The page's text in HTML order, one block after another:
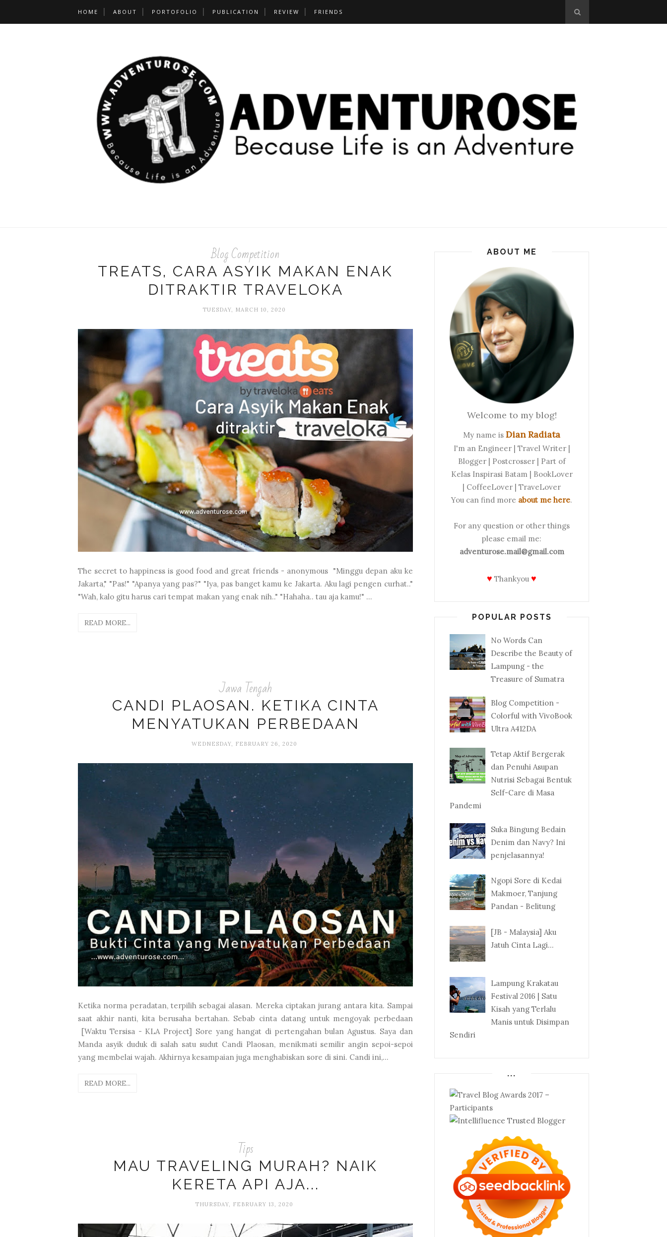
HOME ABOUT PORTOFOLIO PUBLICATION REVIEW FRIENDS
Blog Competition
TREATS, CARA ASYIK MAKAN ENAK
DITRAKTIR TRAVELOKA
TUESDAY, MARCH 10, 2020
The secret to happiness is good food and great friends - anonymous "Minggu depan aku ke
Jakarta," "Pas!" "Apanya yang pas?" "Iya, pas banget kamu ke Jakarta. Aku lagi pengen curhat.."
"Wah, kalo gitu harus cari tempat makan yang enak nih.." "Hahaha.. tau aja kamu!" ...
READ MORE...
Jawa Tengah
CANDI PLAOSAN. KETIKA CINTA
MENYATUKAN PERBEDAAN
WEDNESDAY, FEBRUARY 26, 2020
Ketika norma peradatan, terpilih sebagai alasan. Mereka ciptakan jurang antara kita. Sampai
saat akhir nanti, kita berusaha bertahan. Sebab cinta datang untuk mengoyak perbedaan
[Waktu Tersisa - KLA Project] Sore yang hangat di pertengahan bulan Agustus. Saya dan
Manda asyik duduk di salah satu sudut Candi Plaosan, menikmati semilir angin sepoi-sepoi
yang membelai wajah. Akhirnya kesampaian juga menghabiskan sore di sini. Candi ini,...
READ MORE...
Tips
MAU TRAVELING MURAH? NAIK
KERETA API AJA...
THURSDAY, FEBRUARY 13, 2020
ABOUT ME
Welcome to my blog!
My name is Dian Radiata
I'm an Engineer | Travel Writer |
Blogger | Postcrosser | Part of
Kelas Inspirasi Batam | BookLover
| CoffeeLover | TraveLover
You can find more about me here.
For any question or other things
please email me:
adventurose.mail@gmail.com
♥ Thankyou ♥
POPULAR POSTS
No Words Can
Describe the Beauty of
Lampung - the
Treasure of Sumatra
Blog Competition -
Colorful with VivoBook
Ultra A412DA
Tetap Aktif Bergerak
dan Penuhi Asupan
Nutrisi Sebagai Bentuk
Self-Care di Masa
Pandemi
Suka Bingung Bedain
Denim dan Navy? Ini
penjelasannya!
Ngopi Sore di Kedai
Makmoer, Tanjung
Pandan - Belitung
[JB - Malaysia] Aku
Jatuh Cinta Lagi...
Lampung Krakatau
Festival 2016 | Satu
Kisah yang Terlalu
Manis untuk Disimpan
Sendiri
...